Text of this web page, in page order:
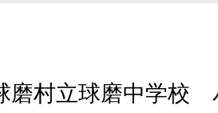
村立球磨中学校